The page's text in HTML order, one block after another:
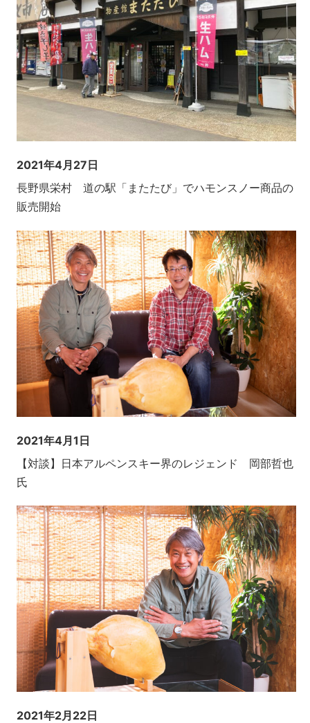
2021年4月27日
長野県栄村 道の駅「またたび」でハモンスノー商品の
販売開始
2021年4月1日
【対談】日本アルペンスキー界のレジェンド 岡部哲也
氏
2021年2月22日